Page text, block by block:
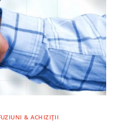
& ACHIZIȚII